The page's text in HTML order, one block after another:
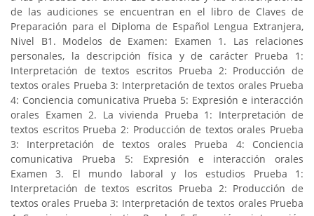
de las audiciones se encuentran en el libro de Claves de
Preparación para el Diploma de Español Lengua Extranjera,
Nivel B1. Modelos de Examen: Examen 1. Las relaciones
personales, la descripción física y de carácter Prueba 1:
Interpretación de textos escritos Prueba 2: Producción de
textos orales Prueba 3: Interpretación de textos orales Prueba
4: Conciencia comunicativa Prueba 5: Expresión e interacción
orales Examen 2. La vivienda Prueba 1: Interpretación de
textos escritos Prueba 2: Producción de textos orales Prueba
3: Interpretación de textos orales Prueba 4: Conciencia
comunicativa Prueba 5: Expresión e interacción orales
Examen 3. El mundo laboral y los estudios Prueba 1:
Interpretación de textos escritos Prueba 2: Producción de
textos orales Prueba 3: Interpretación de textos orales Prueba